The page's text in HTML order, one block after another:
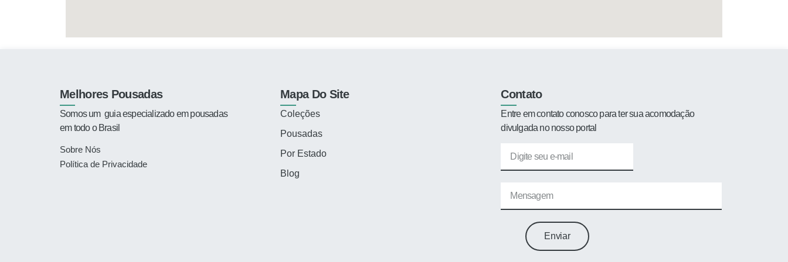
Melhores Pousadas
Somos um guia especializadoem pousadas
em todo o Brasil
Sobre Nós
Política de Privacidade
Mapa Do Site
Coleções
Pousadas
Por Estado
Blog
Contato
Entre em contato conosco para ter sua acomodação
divulgada no nosso portal
Enviar